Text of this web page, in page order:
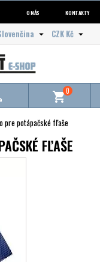
O NÁS KONTAKTY
CZK Kč 

shopping_cart0
pre potápačské fľaše
FĽAŠE